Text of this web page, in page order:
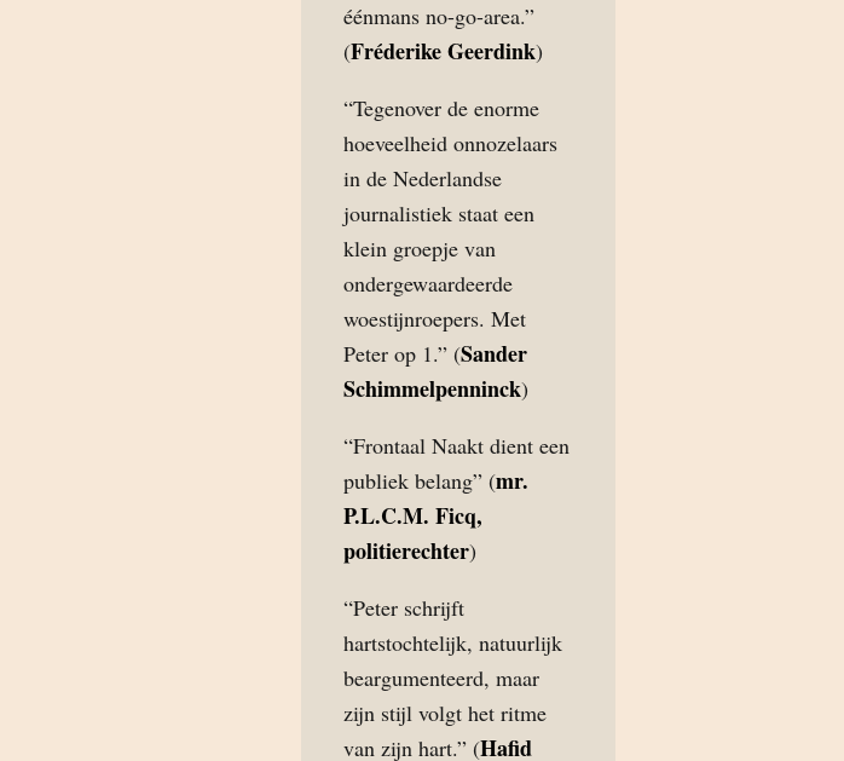
éénmans no-go-area.”
(Fréderike Geerdink)
“Tegenover de enorme
hoeveelheid onnozelaars
in de Nederlandse
journalistiek staat een
klein groepje van
ondergewaardeerde
woestijnroepers. Met
Peter op 1.” (Sander
Schimmelpenninck)
“Frontaal Naakt dient een
publiek belang” (mr.
P.L.C.M. Ficq,
politierechter)
“Peter schrijft
hartstochtelijk, natuurlijk
beargumenteerd, maar
zijn stijl volgt het ritme
van zijn hart.” (Hafid